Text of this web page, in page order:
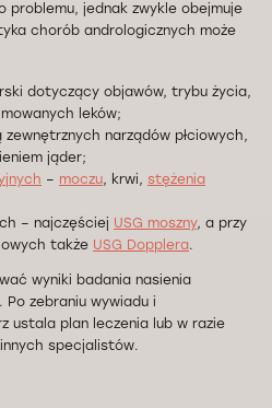
problemu, jednak zwykle obejmuje
chorób andrologicznych może
dotyczący objawów, trybu życia,
leków;
narządów płciowych,
jąder;
– moczu, krwi, stężenia
– najczęściej USG moszny, a przy
także USG Dopplera.
wyniki badania nasienia
Po zebraniu wywiadu i
ustala plan leczenia lub w razie
specjalistów.